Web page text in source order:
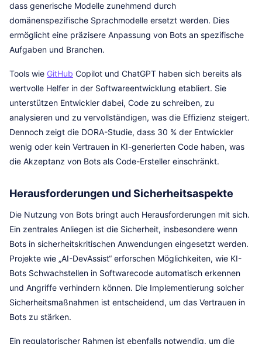
dass generische Modelle zunehmend durch
domänenspezifische Sprachmodelle ersetzt werden. Dies
ermöglicht eine präzisere Anpassung von Bots an spezifische
Aufgaben und Branchen.
Tools wie GitHub Copilot und ChatGPT haben sich bereits als
wertvolle Helfer in der Softwareentwicklung etabliert. Sie
unterstützen Entwickler dabei, Code zu schreiben, zu
analysieren und zu vervollständigen, was die Effizienz steigert.
Dennoch zeigt die DORA-Studie, dass 30 % der Entwickler
wenig oder kein Vertrauen in KI-generierten Code haben, was
die Akzeptanz von Bots als Code-Ersteller einschränkt.
Herausforderungen und Sicherheitsaspekte
Die Nutzung von Bots bringt auch Herausforderungen mit sich.
Ein zentrales Anliegen ist die Sicherheit, insbesondere wenn
Bots in sicherheitskritischen Anwendungen eingesetzt werden.
Projekte wie „AI-DevAssist“ erforschen Möglichkeiten, wie KI-
Bots Schwachstellen in Softwarecode automatisch erkennen
und Angriffe verhindern können. Die Implementierung solcher
Sicherheitsmaßnahmen ist entscheidend, um das Vertrauen in
Bots zu stärken.
Ein regulatorischer Rahmen ist ebenfalls notwendig, um die